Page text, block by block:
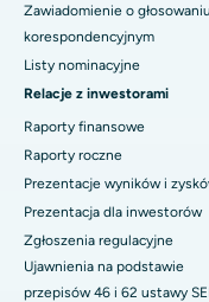
Najlepszy szpital w
Najlepszy szpital w
Najlepszy szpital w
Najlepszy szpital
Zawiadomienie o głosowaniu
korespondencyjnym
Listy nominacyjne
Relacje z inwestorami
Raporty finansowe
Raporty roczne
Prezentacje wyników i
Prezentacja dla inwestorów
Zgłoszenia regulacyjne
Ujawnienia na podstawie
przepisów 46 i 62 ustawy